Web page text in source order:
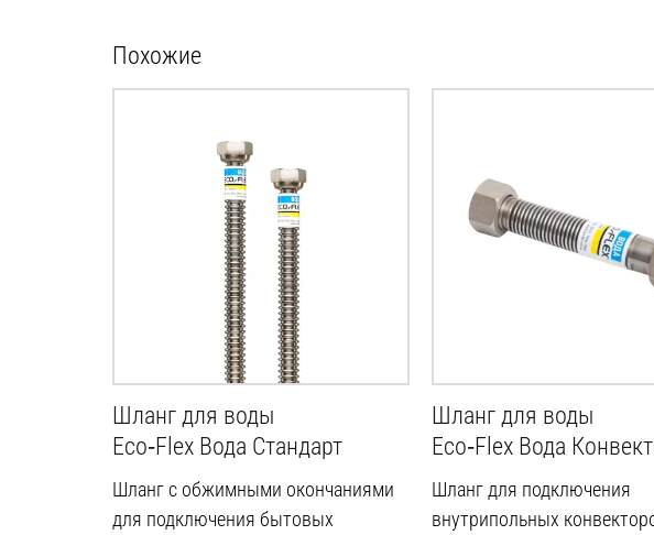
Похожие
Шланг для воды
Eco‑Flex Вода Стандарт
Шланг с обжимными окончаниями
для подключения бытовых
Шланг для воды
Eco‑Flex Вода
Шланг для подключения
внутрипольных